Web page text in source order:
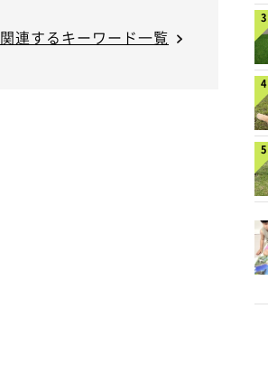
関連するキーワード一覧